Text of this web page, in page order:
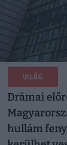
VILÁG
Drámai
hullám